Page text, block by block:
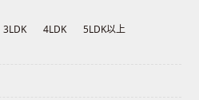
3LDK 4LDK 5LDK以上